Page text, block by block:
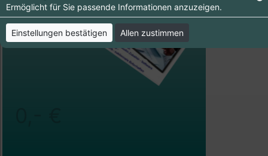
Ermöglicht für Sie passende Informationen anzuzeigen.
Einstellungen bestätigen Allen zustimmen